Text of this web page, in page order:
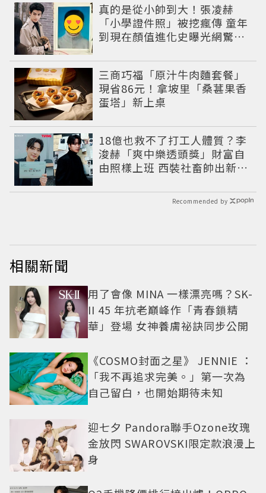
真的是從小帥到大！張凌赫
「小學證件照」被挖瘋傳 童年
到現在顏值進化史曝光網驚：
三商巧福「原汁牛肉麵套餐」
現省86元！拿坡里「桑葚果香
蛋塔」新上桌
18億也救不了打工人體質？李
浚赫「爽中樂透頭獎」財富自
由照樣上班 西裝社畜帥出新高
Recommended by
相關新聞
用了會像 MINA 一樣漂亮嗎？SK-
II 45 年抗老巔峰作「青春鎖精
華」登場 女神養膚祕訣同步公開
《COSMO封面之星》 JENNIE ：
「我不再追求完美。」第一次為
自己留白，也開始期待未知
迎七夕 Pandora聯手Ozone玫瑰
金放閃 SWAROVSKI限定款浪漫上
身